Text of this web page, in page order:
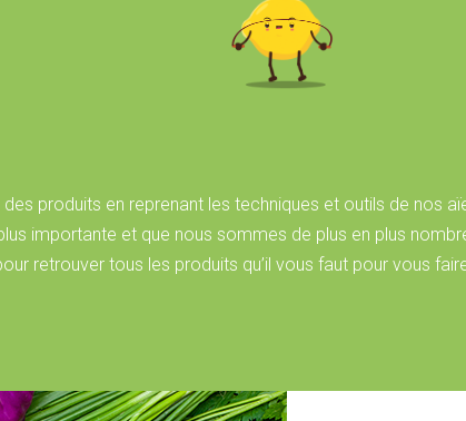
produits en reprenant les techniques et outils de nos
importante et que nous sommes de plus en plus
retrouver tous les produits qu’il vous faut pour vous